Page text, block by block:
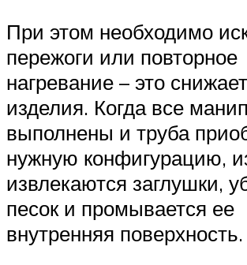
При этом необходимо
пережоги или повторное
нагревание – это
изделия. Когда все
выполнены и труба
нужную конфигурацию,
извлекаются заглушки,
песок и промывается ее
внутренняя поверхность.